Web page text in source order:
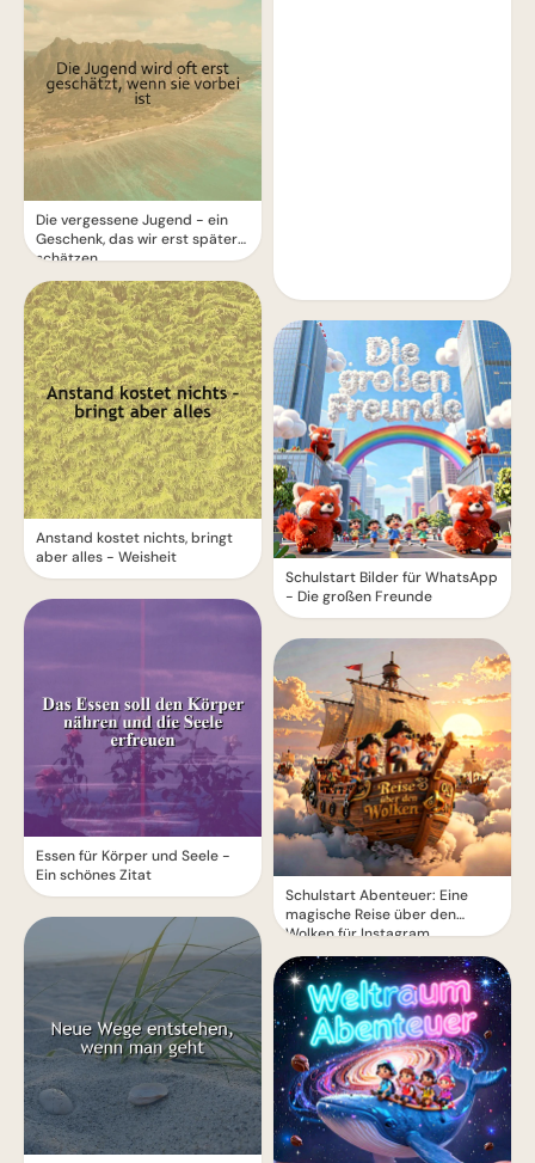
Die vergessene Jugend - ein
Geschenk, das wir erst später
schätzen
Anstand kostet nichts, bringt
aber alles - Weisheit
Essen für Körper und Seele -
Ein schönes Zitat
Schulstart Bilder für WhatsApp
- Die großen Freunde
Schulstart Abenteuer: Eine
magische Reise über den
Wolken für Instagram